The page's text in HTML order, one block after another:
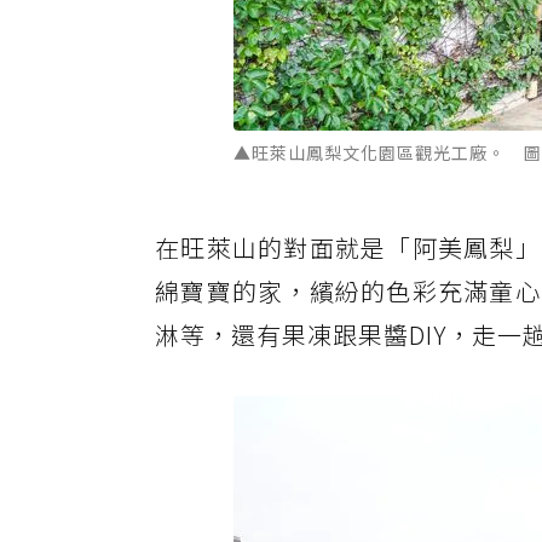
▲旺萊山鳳梨文化園區觀光工廠。
在旺萊山的對面就是「阿美鳳梨
綿寶寶的家，繽紛的色彩充滿童
淋等，還有果凍跟果醬DIY，走一